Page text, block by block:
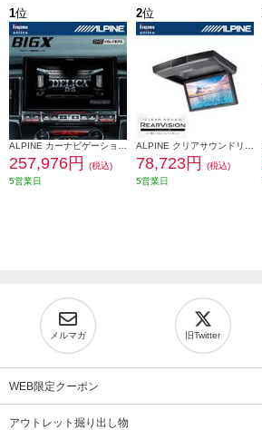
1位
257,976円
(税込)
5営業日
2位
78,723円
(税込)
5営業日
メルマガ 旧Twitter
WEB限定クーポン
アウトレット掘り出し物